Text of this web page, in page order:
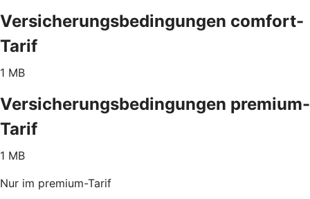
Versicherungsbedingungen comfort-
Tarif
1 MB
Versicherungsbedingungen premium-
Tarif
1 MB
Nur im premium-Tarif